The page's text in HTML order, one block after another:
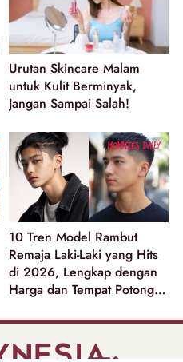
Urutan Skincare Malam
untuk Kulit Berminyak,
Jangan Sampai Salah!
10 Tren Model Rambut
Remaja Laki-Laki yang Hits
di 2026, Lengkap dengan
Harga dan Tempat Potong